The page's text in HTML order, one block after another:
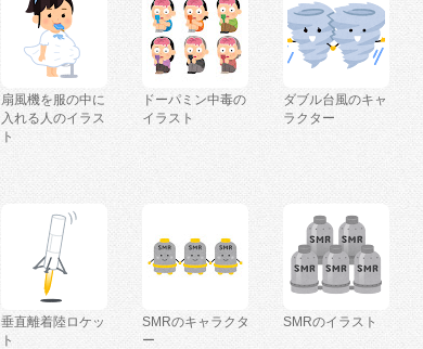
扇風機を服の中に
入れる人のイラス
ト
ドーパミン中毒の
イラスト
ダブル台風のキャ
ラクター
垂直離着陸ロケッ
ト
SMRのキャラクタ
ー
SMRのイラスト